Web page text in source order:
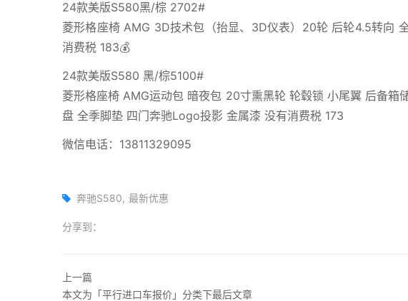
24款美版S580黑/棕 2702#
菱形格座椅 AMG 3D技术包（抬显、3D仪表）20轮 后轮4.5转向
消费税 183💰
24款美版S580 黑/棕5100#
菱形格座椅 AMG运动包 暗夜包 20寸熏黑轮 轮毂锁 小尾翼 后备箱
盘 全季脚垫 四门奔驰Logo投影 金属漆 没有消费税 173
微信电话：13811329095
奔驰S580 最新优惠
分享到：
上一篇
本文为「平行进口车报价」分类下最后文章